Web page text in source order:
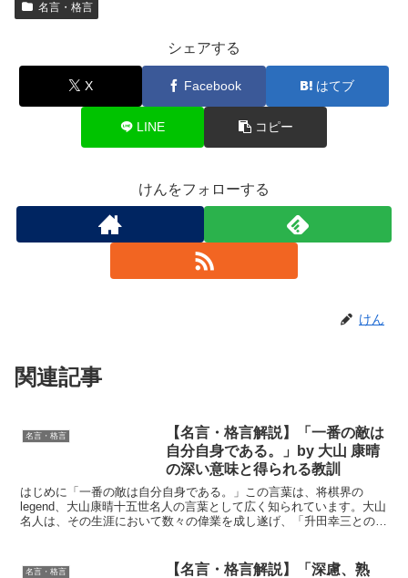
名言・格言
シェアする
X Facebook はてブ
LINE コピー
けんをフォローする
けん
関連記事
名言・格言
【名言・格言解説】「一番の敵は
自分自身である。」by 大山 康晴
の深い意味と得られる教訓
はじめに「一番の敵は自分自身である。」この言葉は、将棋界の
legend、大山康晴十五世名人の言葉として広く知られています。大山
名人は、その生涯において数々の偉業を成し遂げ、「升田幸三との名
名言・格言
【名言・格言解説】「深慮、熟